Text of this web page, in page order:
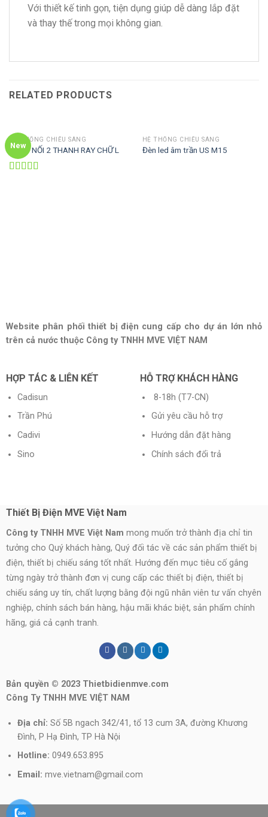
Với thiết kế tinh gọn, tiện dụng giúp dễ dàng lắp đặt
và thay thế trong mọi không gian.
RELATED PRODUCTS
New
HỆ THỐNG CHIẾU SÁNG
KHỚP NỐI 2 THANH RAY CHỮ L
HỆ THỐNG CHIẾU SÁNG
Đèn led âm trần US M15
Website phân phối thiết bị điện cung cấp cho dự án lớn nhỏ
trên cả nước thuộc Công ty TNHH MVE VIỆT NAM
HỖ TRỢ KHÁCH HÀNG
8-18h (T7-CN)
Gửi yêu cầu hỗ trợ
Hướng dẫn đặt hàng
Chính sách đổi trả
HỢP TÁC & LIÊN KẾT
Cadisun
Trần Phú
Cadivi
Sino
Thiết Bị Điện MVE Việt Nam
Công ty TNHH MVE Việt Nam mong muốn trở thành địa chỉ tin
tưởng cho Quý khách hàng, Quý đối tác về các sản phẩm thiết bị
điện, thiết bị chiếu sáng tốt nhất. Hướng đến mục tiêu cố gắng
từng ngày trở thành đơn vị cung cấp các thiết bị điện, thiết bị
chiếu sáng uy tín, chất lượng bằng đội ngũ nhân viên tư vấn chyên
nghiệp, chính sách bán hàng, hậu mãi khác biệt, sản phẩm chính
hãng, giá cả cạnh tranh.
Bản quyền © 2023 Thietbidienmve.com
Công Ty TNHH MVE VIỆT NAM
Địa chỉ: Số 5B ngach 342/41, tổ 13 cum 3A, đường Khương
Đình, P Hạ Đình, TP Hà Nội
Hotline: 0949.653.895
Email: mve.vietnam@gmail.com